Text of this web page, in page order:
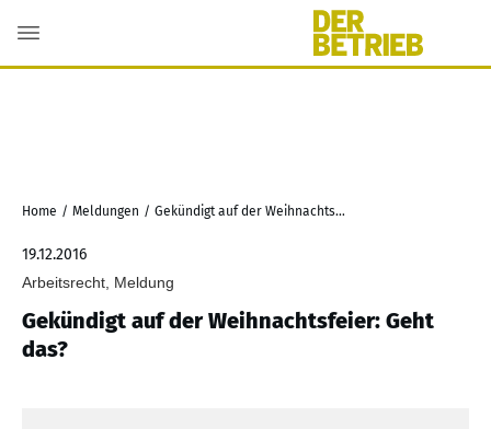
Home / Meldungen / Gekündigt auf der Weihnachtsfeier: Geht das?
19.12.2016
Arbeitsrecht, Meldung
Gekündigt auf der Weihnachtsfeier: Geht
das?